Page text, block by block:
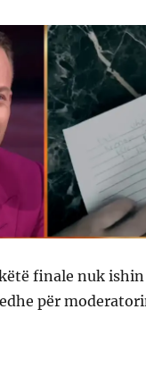
finale nuk
për